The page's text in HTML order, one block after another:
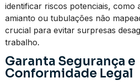
identificar riscos potenciais, como
amianto ou tubulações não
crucial para evitar surpresas
trabalho.
Garanta Segurança e
Conformidade Legal